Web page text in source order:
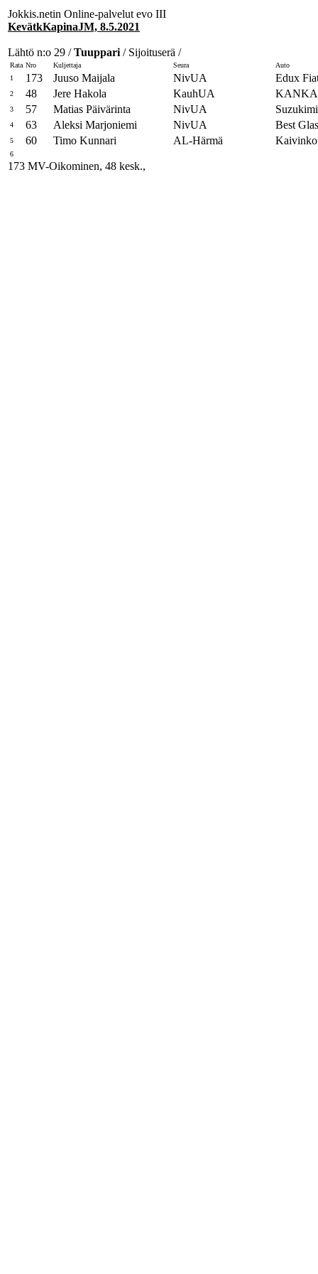
Jokkis.netin Online-palvelut evo III
KevätkKapinaJM, 8.5.2021
Lähtö n:o 29 /Tuuppari / Sijoituserä /
Rata Nro Kuljettaja Seura
Auto
1
173 Juuso Maijala NivUA Edux
2 48 Jere Hakola KauhUA
3 57 Matias Päivärinta NivUA
4 63 Aleksi Marjoniemi NivUA Best
5 60 Timo Kunnari AL-Härmä
6
173 MV-Oikominen, 48 kesk.,